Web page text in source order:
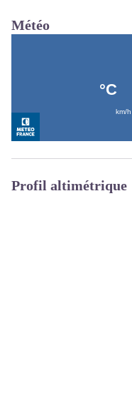
Météo
Profil altimétrique